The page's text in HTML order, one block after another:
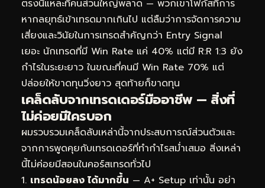
ตรงนี้แหละที่คนส่วนใหญ่พลาด — พวกเขาโฟกัสที่การ
หากลยุทธ์เข้าเทรดมากเกินไป แต่ลืมว่าการจัดการความ
เสี่ยงและวินัยในการเทรดสำคัญกว่า Entry Signal
เยอะ นักเทรดที่มี Win Rate แค่ 40% แต่มี R:R 1:3 ยัง
กำไรในระยะยาว ในขณะที่คนมี Win Rate 70% แต่
ปล่อยให้ขาดทุนวิ่งยาว สุดท้ายก็ขาดทุน
เคล็ดลับจากเทรดเดอร์มืออาชีพ — สิ่งที่
ไม่ค่อยมีใครบอก
ผมรวบรวมเคล็ดลับเหล่านี้จากประสบการณ์ส่วนตัวและ
จากการพูดคุยกับเทรดเดอร์ที่ทำกำไรสม่ำเสมอ สิ่งเหล่า
นี้ไม่ค่อยมีสอนในคอร์สเทรดทั่วไป
เทรดน้อยลง ได้มากขึ้น — A+ Setup เท่านั้น อย่า